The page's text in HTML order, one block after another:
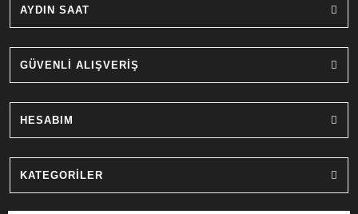
AYDIN SAAT
GÜVENLİ ALIŞVERİŞ
HESABIM
KATEGORİLER